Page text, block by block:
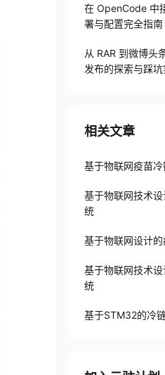
在 OpenCode 中
署与配置完全指南
从 RAR 到微博头
发布的探索与踩
相关文章
基于物联网疫苗
基于物联网技术
统
基于物联网设计
基于物联网技术
统
基于STM32的冷